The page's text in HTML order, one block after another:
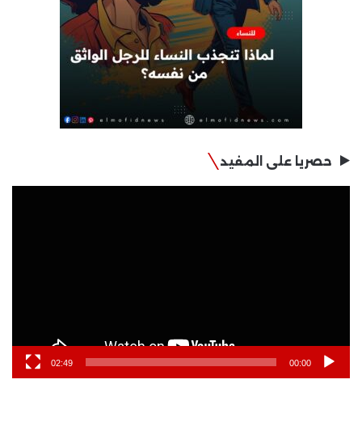
حصريا على المفيد
00:00
02:49